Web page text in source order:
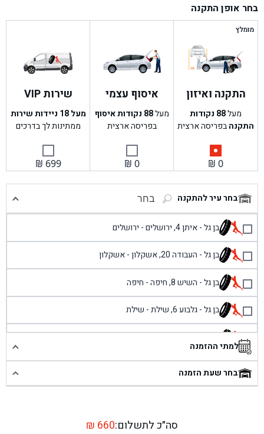
היה:
הוא:
בחר אופן התקנה
מומלץ
התקנה ואיזון
מעל88 נקודות
התקנהבפריסה ארצית
₪ 0
איסוף עצמי
מעל88 נקודות איסוף
בפריסה ארצית
₪ 0
שירות VIP
מעל 18 ניידות שירות
ממתינות לך בדרכים
₪ 699
בחר עיר להתקנה בחר
בן גל - איתן 4, ירושלים - ירושלים
בן גל - העבודה 20, אשקלון - אשקלון
בן גל - השיש 8, חיפה - חיפה
בן גל - גלבוע 6, שילת - שילת
בן גל - פוריידיס, כניסה צפונית מול כביש 4 - פרדיס
בן גל - שכונת אזור תעשייה זעירה, עיילבון - עיילבון
בן גל - דרך השבעה 20, אזור - אזור
למתי ההזמנה
בחר שעת הזמנה
סה״כ לתשלום: ₪ 660